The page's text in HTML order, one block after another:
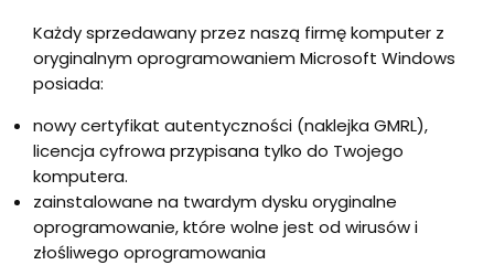
Każdy sprzedawany przez naszą firmę komputer z
oryginalnym oprogramowaniem Microsoft Windows
posiada:
nowy certyfikat autentyczności (naklejka GMRL),
licencja cyfrowa przypisana tylko do Twojego
komputera.
zainstalowane na twardym dysku oryginalne
oprogramowanie, które wolne jest od wirusów i
złośliwego oprogramowania